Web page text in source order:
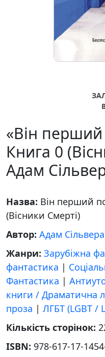
«Він перший
Книга 0
Адам
Назва: Він перший
(Вісники Смерті)
Автор: Адам Сільвера
Жанри: Зарубіжна
фантастика |
Фантастика |
книги / Драматична
проза | ЛГБТ (LGBT /
Кількість сторінок:
ISBN: 978-617-17-